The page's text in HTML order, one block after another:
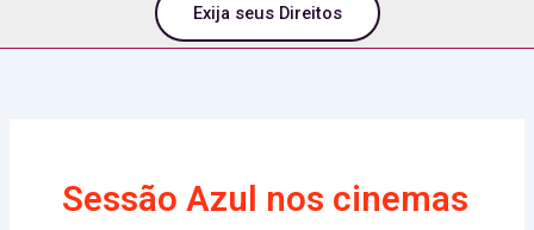
Exija seus Direitos
Sessão Azul nos cinemas